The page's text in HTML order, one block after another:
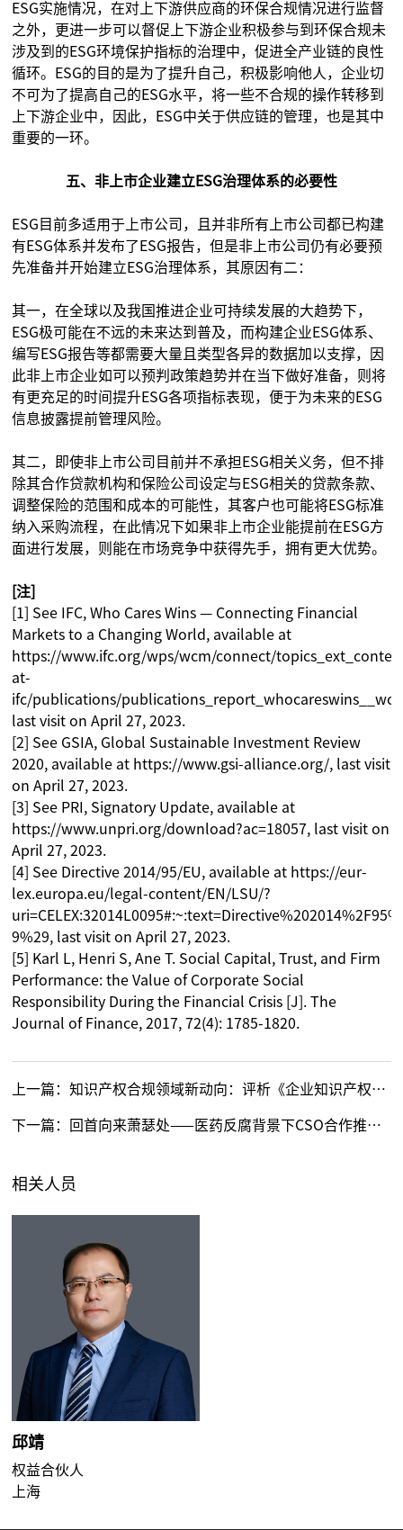
ESG实施情况，在对上下游供应商的环保合规情况进行监督
之外，更进一步可以督促上下游企业积极参与到环保合规未
涉及到的ESG环境保护指标的治理中，促进全产业链的良性
循环。ESG的目的是为了提升自己，积极影响他人，企业切
不可为了提高自己的ESG水平，将一些不合规的操作转移到
上下游企业中，因此，ESG中关于供应链的管理，也是其中
重要的一环。
五、非上市企业建立ESG治理体系的必要性
ESG目前多适用于上市公司，且并非所有上市公司都已构建
有ESG体系并发布了ESG报告，但是非上市公司仍有必要预
先准备并开始建立ESG治理体系，其原因有二：
其一，在全球以及我国推进企业可持续发展的大趋势下，
ESG极可能在不远的未来达到普及，而构建企业ESG体系、
编写ESG报告等都需要大量且类型各异的数据加以支撑，因
此非上市企业如可以预判政策趋势并在当下做好准备，则将
有更充足的时间提升ESG各项指标表现，便于为未来的ESG
信息披露提前管理风险。
其二，即使非上市公司目前并不承担ESG相关义务，但不排
除其合作贷款机构和保险公司设定与ESG相关的贷款条款、
调整保险的范围和成本的可能性，其客户也可能将ESG标准
纳入采购流程，在此情况下如果非上市企业能提前在ESG方
面进行发展，则能在市场竞争中获得先手，拥有更大优势。
[注]
[1] See IFC, Who Cares Wins — Connecting Financial
Markets to a Changing World, available at
https://www.ifc.org/wps/wcm/connect/
at-
ifc/publications/
last visit on April 27, 2023.
[2] See GSIA, Global Sustainable Investment Review
2020, available at https://www.gsi-alliance.org/, last visit
on April 27, 2023.
[3] See PRI, Signatory Update, available at
https://www.unpri.org/download?ac=18057, last visit on
April 27, 2023.
[4] See Directive 2014/95/EU, available at https://eur-
lex.europa.eu/legal-content/EN/LSU/?
9%29, last visit on April 27, 2023.
[5] Karl L, Henri S, Ane T. Social Capital, Trust, and Firm
Performance: the Value of Corporate Social
Responsibility During the Financial Crisis [J]. The
Journal of Finance, 2017, 72(4): 1785-1820.
上一篇：知识产权合规领域新动向：评析《企业知识产权合规管理体系要求》
下一篇： 回首向来萧瑟处——医药反腐背景下CSO合作推广的风险防范及合规指引
相关人员
邱靖
权益合伙人
上海